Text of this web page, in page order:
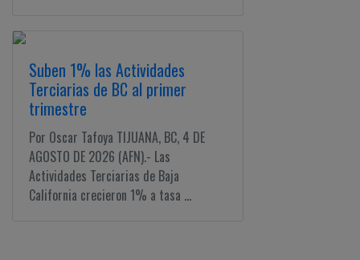
Suben 1% las Actividades
Terciarias de BC al primer
trimestre
Por Oscar Tafoya TIJUANA, BC, 4 DE
AGOSTO DE 2026 (AFN).- Las
Actividades Terciarias de Baja
California crecieron 1% a tasa ...